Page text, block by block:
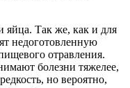
яйца. Так же, как и для
недоготовленную
отравления.
болезни тяжелее,
но вероятно,